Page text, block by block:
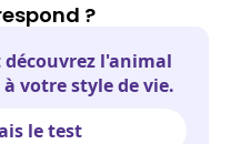
?
découvrez l'animal
votre style de vie.
le test